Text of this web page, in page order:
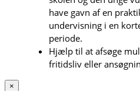
have gavn af en
undervisning i en
periode.
Hjælp til at afsøge
fritidsliv eller
×